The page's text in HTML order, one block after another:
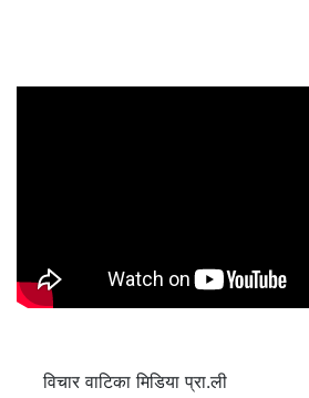
विचार वाटिका मिडिया प्रा.ली